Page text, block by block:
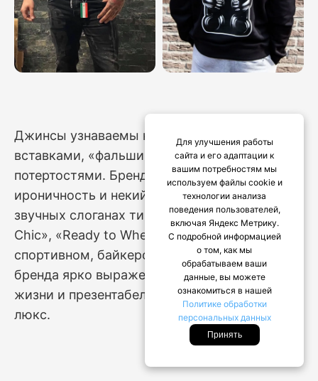
Джинсы узнаваемы контрастными
вставками, «фальшивыми» дырками и
потертостями. Бренд интерпретирует свою
ироничность и некий китч к высокой моде в
звучных слоганах типа «Fashion is Full of
Chic», «Ready to Where?» и «Bull Chic». В
спортивном, байкерском и милитари стиле
бренда ярко выражен вызов к роскошной
жизни и презентабельному стилю класса
люкс.
Для улучшения работы
сайта и его адаптации к
вашим потребностям мы
используем файлы cookie и
технологии анализа
поведения пользователей,
включая Яндекс Метрику.
С подробной информацией
о том, как мы
обрабатываем ваши
данные, вы можете
ознакомиться в нашей
Политике обработки
персональных данных
Принять